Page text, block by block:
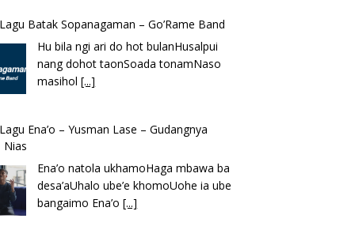
Batak Sopanagaman – Go’Rame Band
Hu bila ngi ari do hot bulanHusalpui
nang dohot taonSoada tonamNaso
masihol[...]
Ena’o – Yusman Lase – Gudangnya
Nias
Ena’o natola ukhamoHaga mbawa ba
desa’aUhalo ube’e khomoUohe ia ube
bangaimo Ena’o[...]